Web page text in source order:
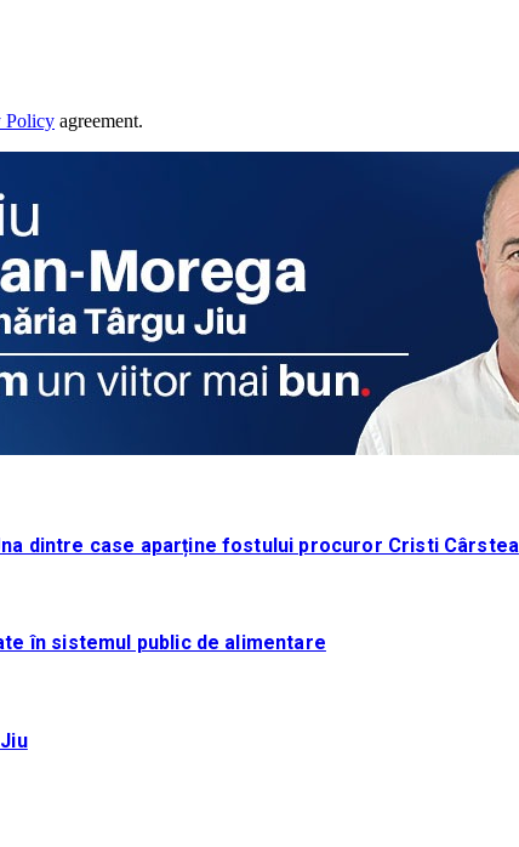
Policy agreement.
dintre case aparține fostului procuror Cristi Cârstea
în sistemul public de alimentare